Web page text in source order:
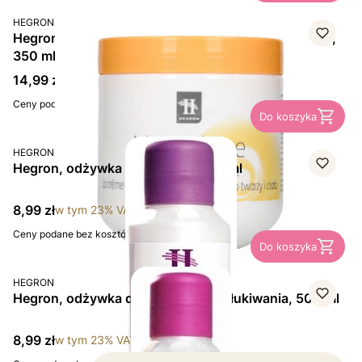
PRODUCENT
HEGRON
Hegron Uiercreme, odżywczy krem do twarzy i ciała,
350 ml
Cena brutto
14,99 zł 23%VAT
Ceny podane bez kosztów dostawy.
Do koszyka
PRODUCENT
HEGRON
Hegron, odżywka do włosów, 500 ml
Cena brutto
8,99 złw tym 23% VAT
Ceny podane bez kosztów dostawy.
Do koszyka
PRODUCENT
HEGRON
Hegron, odżywka do włosów do spłukiwania, 500 ml
Cena brutto
8,99 złw tym 23% VAT